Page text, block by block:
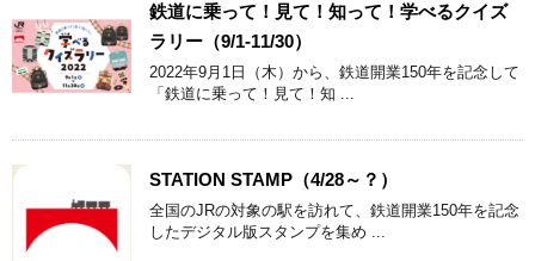
鉄道に乗って！見て！知って！学べるクイズ
ラリー（9/1-11/30）
2022年9月1日（木）から、鉄道開業150年を記念して
「鉄道に乗って！見て！知 ...
STATION STAMP（4/28～？）
全国のJRの対象の駅を訪れて、鉄道開業150年を記念
したデジタル版スタンプを集め ...